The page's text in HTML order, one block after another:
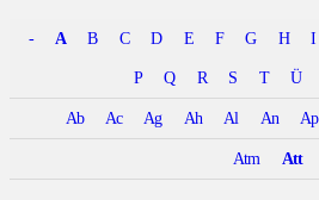
- A B C D E F G H I
P Q R S T Ü
Ab Ac Ag Ah Al An Ap
Atm Att